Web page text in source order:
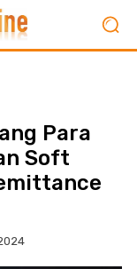
Para
Soft